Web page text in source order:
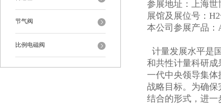
节气阀
比例电磁阀
参展地址：上海世
展馆及展位号：
本公司参展产品：
计量发展水平是
和共性计量科研
一代中央领导集
战略目标。为确
结合的形式，进